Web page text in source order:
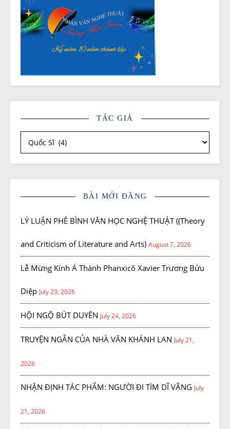
TÁC GIẢ
Tác giả
BÀI MỚI ĐĂNG
LÝ LUẬN PHÊ BÌNH VĂN HỌC NGHỆ THUẬT ((Theory
and Criticism of Literature and Arts) August 7, 2026
Lễ Mừng Kính Á Thánh Phanxicô Xavier Trương Bửu
Diệp July 29, 2026
HỘI NGỘ BÚT DUYÊN July 24, 2026
TRUYỆN NGẮN CỦA NHÀ VĂN KHÁNH LAN July 21,
2026
NHẬN ĐỊNH TÁC PHẨM: NGƯỜI ĐI TÌM DĨ VÃNG July
21, 2026